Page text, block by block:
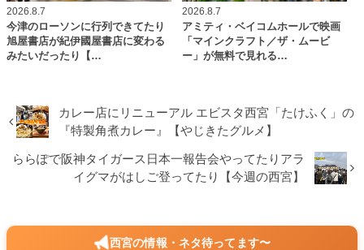
2026.8.7
今津のローソンに行列できてたり
旭屋書店が紀伊國屋書店に変わる
みたいだったり【…
2026.8.7
アミティ・ベイコムホールで映画
「マインクラフト／ザ・ムービ
ー」が無料で見れる…
カレー店にリニューアル エビスタ西宮「たけふく」の
『特製角煮カレー』【やじきたグルメ】
ららぽで阪神タイガース日本一報告会やってたりアラ
イグマがはしご登ってたり【今週の西宮】
西宮の情報・ネタ待ってます〜